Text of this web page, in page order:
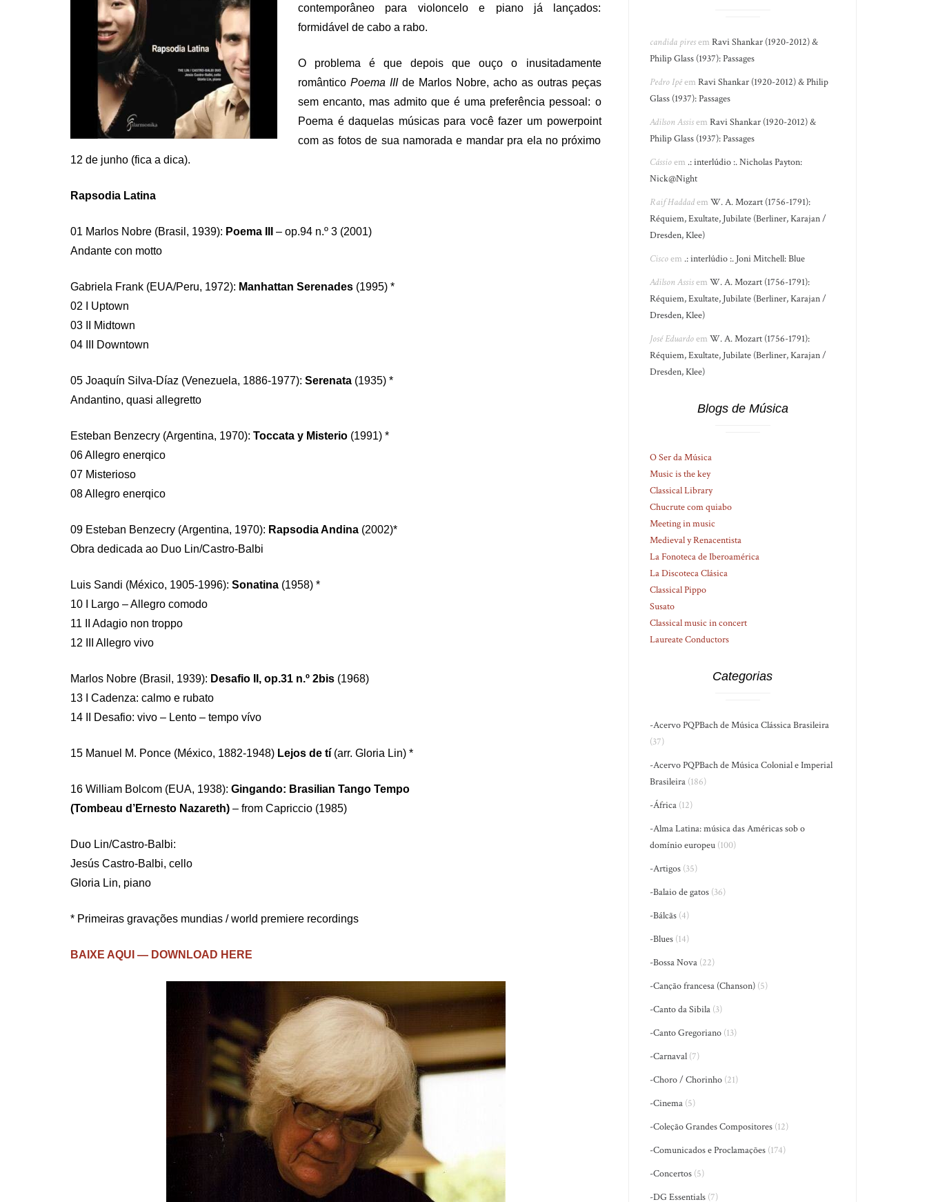
contemporâneo para violoncelo e piano já lançados:
formidável de cabo a rabo.
O problema é que depois que ouço o inusitadamente
romântico Poema IIIde Marlos Nobre, acho as outras peças
sem encanto, mas admito que é uma preferência pessoal: o
Poema é daquelas músicas para você fazer um powerpoint
com as fotos de sua namorada e mandar pra ela no próximo
12 de junho (fica a dica).
Rapsodia Latina
01 Marlos Nobre (Brasil, 1939): Poema III
– op.94 n.º 3 (2001)
Andante con motto
Gabriela Frank (EUA/Peru, 1972): Manhattan Serenades (1995) *
02 I Uptown
03 II Midtown
04 III Downtown
05 Joaquín Silva-Díaz (Venezuela, 1886-1977): Serenata (1935) *
Andantino, quasi allegretto
Esteban Benzecry (Argentina, 1970): Toccata y Misterio (1991) *
06 Allegro enerqico
07 Misterioso
08 Allegro enerqico
09 Esteban Benzecry (Argentina, 1970): Rapsodia Andina (2002)*
Obra dedicada ao Duo Lin/Castro-Balbi
Luis Sandi (México, 1905-1996): Sonatina (1958) *
10 I Largo – Allegro comodo
11 II Adagio non troppo
12 III Allegro vivo
Marlos Nobre (Brasil, 1939): Desafio II, op.31 n.º 2bis (1968)
13 I Cadenza: calmo e rubato
14 II Desafio: vivo – Lento – tempo vívo
15 Manuel M. Ponce (México, 1882-1948) Lejos de tí (arr. Gloria Lin) *
16 William Bolcom (EUA, 1938): Gingando: Brasilian Tango Tempo
(Tombeau d’Ernesto Nazareth) – from Capriccio (1985)
Duo Lin/Castro-Balbi:
Jesús Castro-Balbi, cello
Gloria Lin, piano
* Primeiras gravações mundias / world premiere recordings
BAIXE AQUI — DOWNLOAD HERE
candida piresemRavi Shankar (1920-2012) &
Philip Glass (1937): Passages
Pedro IpêemRavi Shankar (1920-2012) & Philip
Glass (1937): Passages
Adilson AssisemRavi Shankar (1920-2012) &
Philip Glass (1937): Passages
Cássioem .: interlúdio :. Nicholas Payton:
Nick@Night
Raif HaddademW. A. Mozart (1756-1791):
Réquiem, Exultate, Jubilate (Berliner, Karajan /
Dresden, Klee)
Ciscoem .: interlúdio :. Joni Mitchell: Blue
Adilson AssisemW. A. Mozart (1756-1791):
Réquiem, Exultate, Jubilate (Berliner, Karajan /
Dresden, Klee)
José EduardoemW. A. Mozart (1756-1791):
Réquiem, Exultate, Jubilate (Berliner, Karajan /
Dresden, Klee)
Blogs de Música
O Ser da Música
Music is the key
Classical Library
Chucrute com quiabo
Meeting in music
Medieval y Renacentista
La Fonoteca de Iberoamérica
La Discoteca Clásica
Classical Pippo
Susato
Classical music in concert
Laureate Conductors
Categorias
-Acervo PQPBach de Música Clássica Brasileira
(37)
-Acervo PQPBach de Música Colonial e Imperial
Brasileira (186)
-África (12)
-Alma Latina: música das Américas sob o
domínio europeu (100)
-Artigos (35)
-Balaio de gatos (36)
-Bálcãs (4)
-Blues (14)
-Bossa Nova (22)
-Canção francesa (Chanson) (5)
-Canto da Sibila (3)
-Canto Gregoriano (13)
-Carnaval (7)
-Choro / Chorinho (21)
-Cinema (5)
-Coleção Grandes Compositores (12)
-Comunicados e Proclamações (174)
-Concertos (5)
-DG Essentials (7)